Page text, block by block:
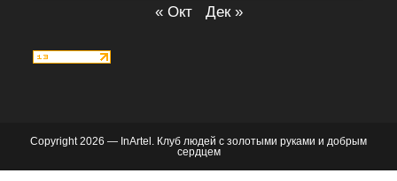
« Окт Дек »
Copyright 2026 — InArtel. Клуб людей с золотыми руками и добрым
сердцем